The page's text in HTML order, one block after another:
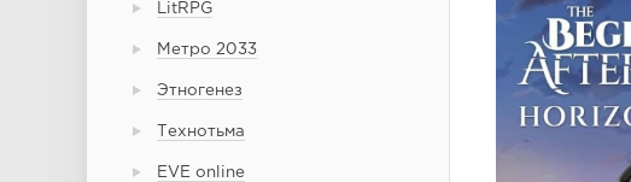
LitRPG
Метро 2033
Этногенез
Технотьма
EVE online